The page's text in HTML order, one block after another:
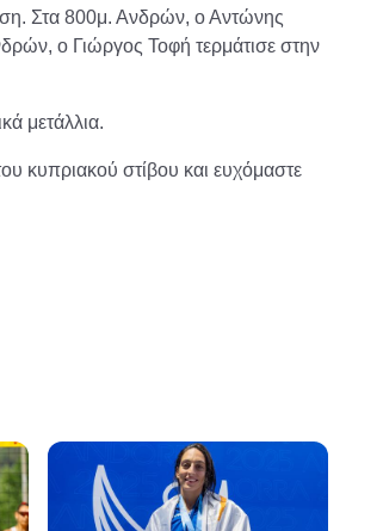
Στα 800μ. Ανδρών, ο Αντώνης
ο Γιώργος Τοφή τερμάτισε στην
μετάλλια.
κυπριακού στίβου και ευχόμαστε